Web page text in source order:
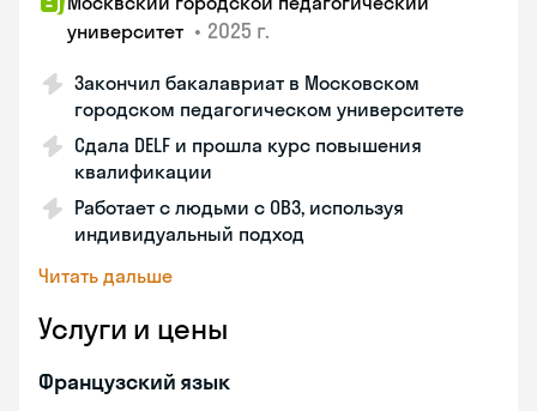
университет • 2025 г.
Закончил бакалавриат в Московском
городском педагогическом университете
Сдала DELF и прошла курс повышения
квалификации
Работает с людьми с ОВЗ, используя
индивидуальный подход
Читать дальше
Услуги и цены
Французский язык